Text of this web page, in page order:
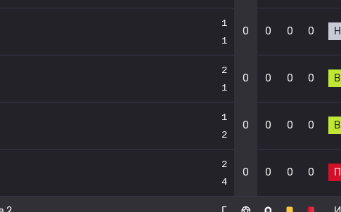
1
1
0 0 0 0 Н
2
1
0 0 0 0 В
1
2
0 0 0 0 В
2
4
0 0 0 0 П